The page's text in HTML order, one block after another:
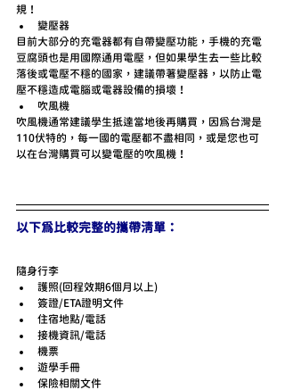
規！
變壓器
目前大部分的充電器都有自帶變壓功能，手機的充電
豆腐頭也是用國際通用電壓，但如果學生去一些比較
落後或電壓不穩的國家，建議帶著變壓器，以防止電
壓不穩造成電腦或電器設備的損壞！
吹風機
吹風機通常建議學生抵達當地後再購買，因為台灣是
110伏特的，每一國的電壓都不盡相同，或是您也可
以在台灣購買可以變電壓的吹風機！
以下為比較完整的攜帶清單：
隨身行李
護照(回程效期6個月以上)
簽證/ETA證明文件
住宿地點/電話
接機資訊/電話
機票
遊學手冊
保險相關文件